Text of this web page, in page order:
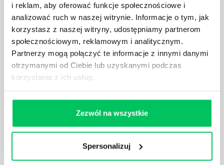
i reklam, aby oferować funkcje społecznościowe i
analizować ruch w naszej witrynie. Informacje o tym, jak
korzystasz z naszej witryny, udostępniamy partnerom
społecznościowym, reklamowym i analitycznym.
Partnerzy mogą połączyć te informacje z innymi danymi
otrzymanymi od Ciebie lub uzyskanymi podczas
korzystania z ich usług.
Zezwól na wszystkie
Spersonalizuj
GDZIE MOŻEMY ZAPOZNAĆ SIĘ Z
WYMAGANIAMI NORM JAKOŚCI WYROBÓW
MEDYCZNYCH?
W związku z ogromnym rozwojem dzisiejszego
społeczeństwa wprowadzane jest coraz więcej reguł,
dziedziny gospodarki. Dzięki nim wszystkie firmy
będą zobowiązane przestrzegać zasad, których
produktów, które trafiają do klientów.